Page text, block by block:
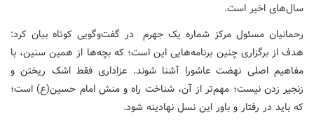
سال‌های اخیر است.
رحمانیان مسئول مرکز شماره یک جهرم در گفت‌وگویی کوتاه بیان کرد:
هدف از برگزاری چنین برنامه‌هایی این است؛ که بچه‌ها از همین سنین، با
مفاهیم اصلی نهضت عاشورا آشنا شوند. عزاداری فقط اشک ریختن و
زنجیر زدن نیست؛ مهم‌تر از آن، شناخت راه و منش امام حسین(ع) است؛
که باید در رفتار و باور این نسل نهادینه شود.